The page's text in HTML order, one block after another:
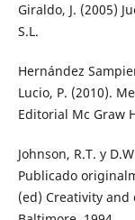
Giraldo, J. (2005)
S.L.
Hernández
Lucio, P. (2010).
Editorial Mc Graw
Johnson, R.T. y
Publicado
(ed) Creativity and